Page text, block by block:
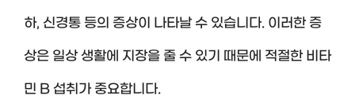
하, 신경통 등의 증상이 나타날 수 있습니다. 이러한 증
상은 일상 생활에 지장을 줄 수 있기 때문에 적절한 비타
민 B 섭취가 중요합니다.